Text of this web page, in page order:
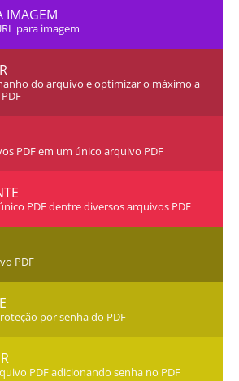
IMAGEM
para imagem
do arquivo e optimizar o máximo a
PDF em um único arquivo PDF
PDF dentre diversos arquivos PDF
PDF
por senha do PDF
PDF adicionando senha no PDF